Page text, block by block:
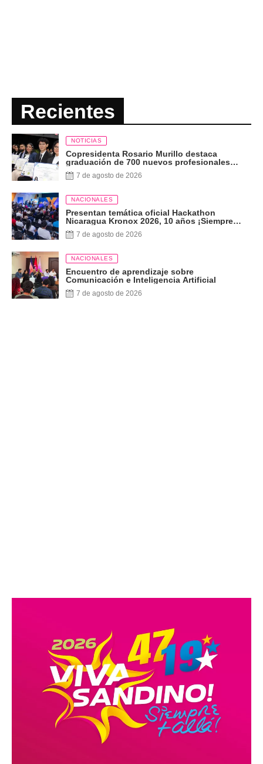
Recientes
NOTICIAS
Copresidenta Rosario Murillo destaca
graduación de 700 nuevos profesionales
Pueblo Presidente
7 de agosto de 2026
NACIONALES
Presentan temática oficial Hackathon
Nicaragua Kronox 2026, 10 años ¡Siempre
Más Allá!
7 de agosto de 2026
NACIONALES
Encuentro de aprendizaje sobre
Comunicación e Inteligencia Artificial
7 de agosto de 2026